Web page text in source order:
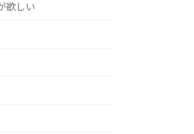
欲しい